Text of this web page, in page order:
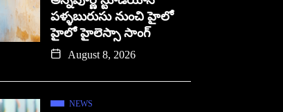
పళ్ళబురుసు నుంచి హైలో
హైలో హైలెస్సా సాంగ్
August 8, 2026
NEWS